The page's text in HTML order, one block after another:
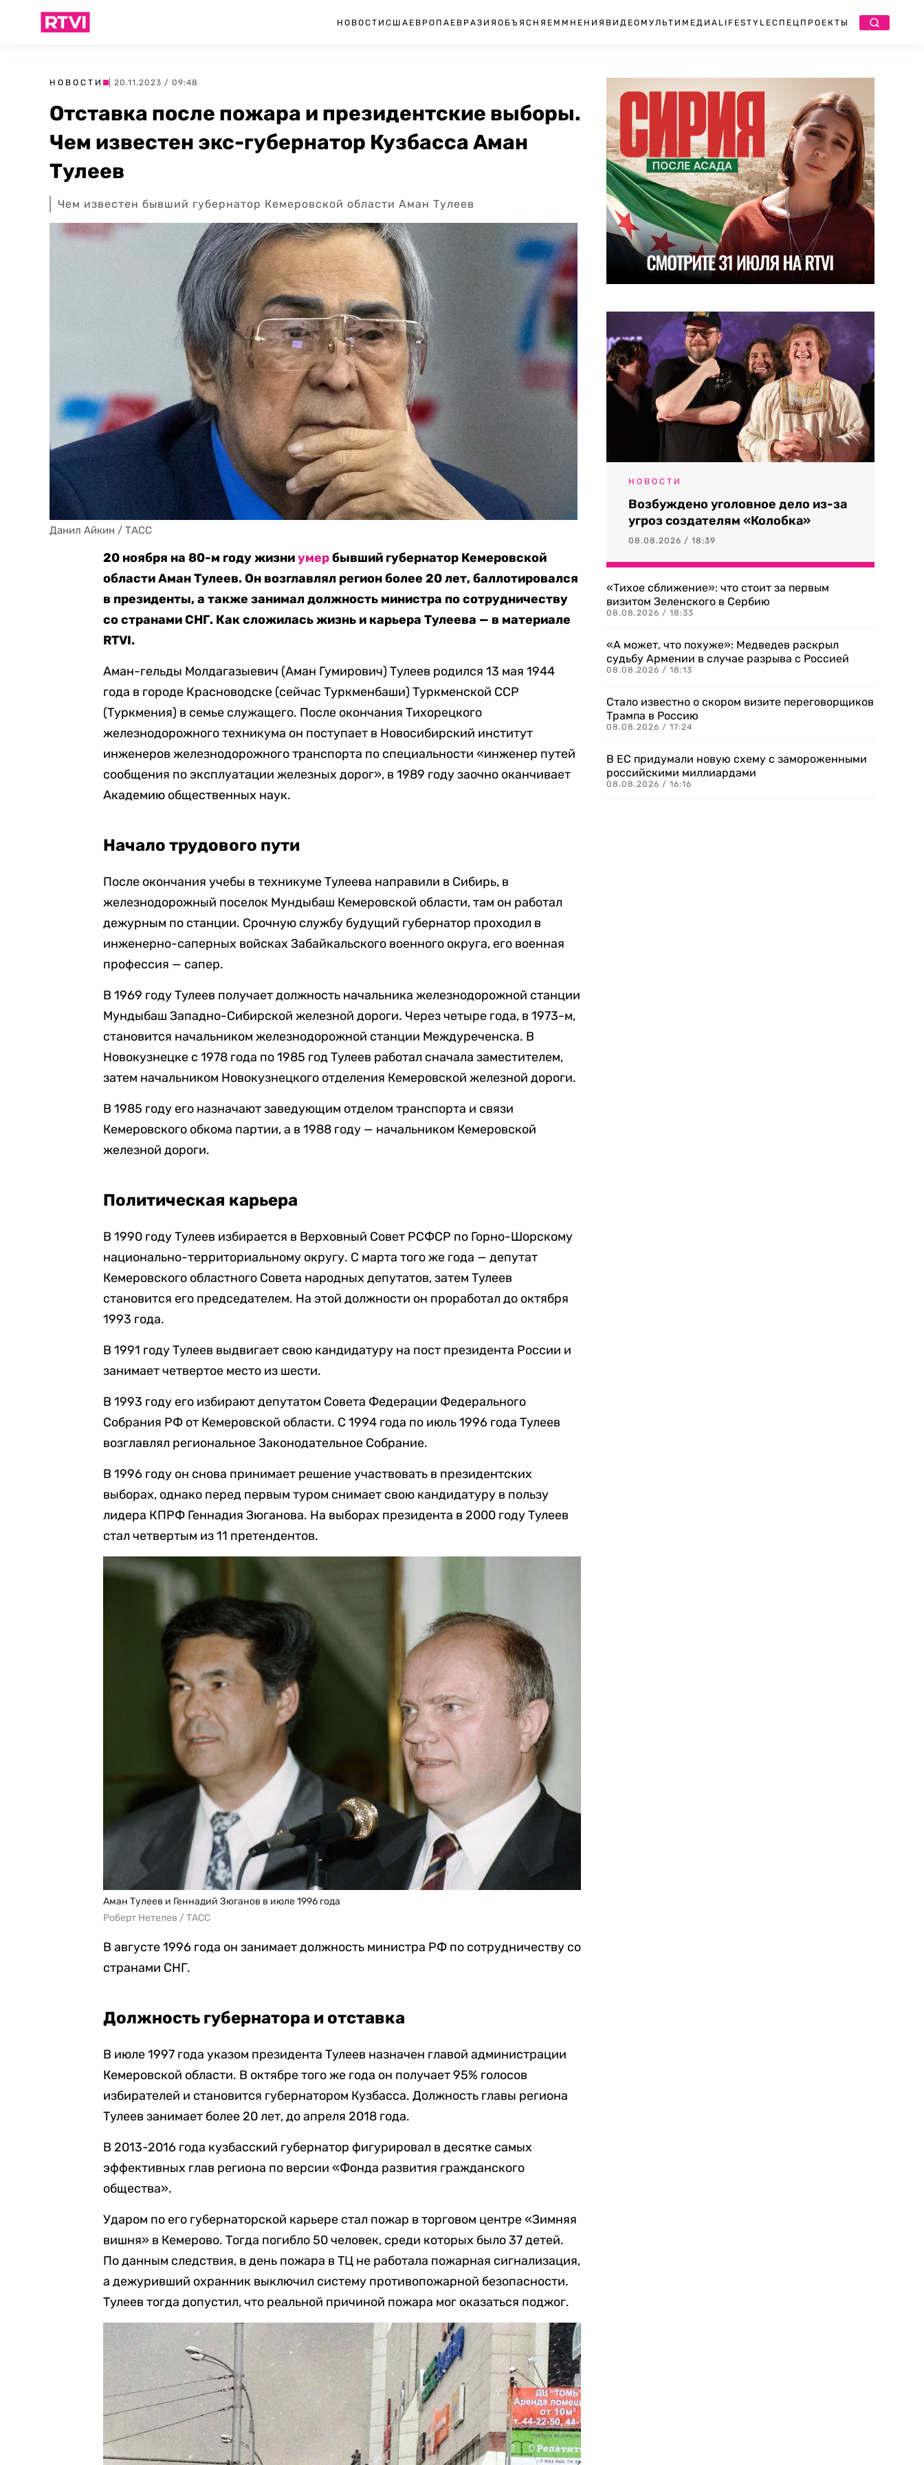
НОВОСТИ США ЕВРОПА ЕВРАЗИЯ ОБЪЯСНЯЕМ МНЕНИЯ ВИДЕО МУЛЬТИМЕДИА LIFESTYLEСПЕЦПРОЕКТЫ
НОВОСТИ | 20.11.2023 / 09:48
Отставка после пожара и президентские выборы.
Чем известен экс-губернатор Кузбасса Аман
Тулеев
Чем известен бывший губернатор Кемеровской области Аман Тулеев
Данил Айкин / ТАСС
20 ноября на 80-м году жизниумербывший губернатор Кемеровской
области Аман Тулеев. Он возглавлял регион более 20 лет, баллотировался
в президенты, а также занимал должность министра по сотрудничеству
со странами СНГ. Как сложилась жизнь и карьера Тулеева — в материале
RTVI.
Аман-гельды Молдагазыевич (Аман Гумирович) Тулеев родился 13 мая 1944
года в городе Красноводске (сейчас Туркменбаши) Туркменской ССР
(Туркмения) в семье служащего. После окончания Тихорецкого
железнодорожного техникума он поступает в Новосибирский институт
инженеров железнодорожного транспорта по специальности «инженер путей
сообщения по эксплуатации железных дорог», в 1989 году заочно оканчивает
Академию общественных наук.
Начало трудового пути
После окончания учебы в техникуме Тулеева направили в Сибирь, в
железнодорожный поселок Мундыбаш Кемеровской области, там он работал
дежурным по станции. Срочную службу будущий губернатор проходил в
инженерно-саперных войсках Забайкальского военного округа, его военная
профессия — сапер.
В 1969 году Тулеев получает должность начальника железнодорожной станции
Мундыбаш Западно-Сибирской железной дороги. Через четыре года, в 1973-м,
становится начальником железнодорожной станции Междуреченска. В
Новокузнецке с 1978 года по 1985 год Тулеев работал сначала заместителем,
затем начальником Новокузнецкого отделения Кемеровской железной дороги.
В 1985 году его назначают заведующим отделом транспорта и связи
Кемеровского обкома партии, а в 1988 году — начальником Кемеровской
железной дороги.
Политическая карьера
В 1990 году Тулеев избирается в Верховный Совет РСФСР по Горно-Шорскому
национально-территориальному округу. С марта того же года — депутат
Кемеровского областного Совета народных депутатов, затем Тулеев
становится его председателем. На этой должности он проработал до октября
1993 года.
В 1991 году Тулеев выдвигает свою кандидатуру на пост президента России и
занимает четвертое место из шести.
В 1993 году его избирают депутатом Совета Федерации Федерального
Собрания РФ от Кемеровской области. С 1994 года по июль 1996 года Тулеев
возглавлял региональное Законодательное Собрание.
В 1996 году он снова принимает решение участвовать в президентских
выборах, однако перед первым туром снимает свою кандидатуру в пользу
лидера КПРФ Геннадия Зюганова. На выборах президента в 2000 году Тулеев
стал четвертым из 11 претендентов.
Аман Тулеев и Геннадий Зюганов в июле 1996 года
Роберт Нетелев / ТАСС
В августе 1996 года он занимает должность министра РФ по сотрудничеству со
странами СНГ.
Должность губернатора и отставка
В июле 1997 года указом президента Тулеев назначен главой администрации
Кемеровской области. В октябре того же года он получает 95% голосов
избирателей и становится губернатором Кузбасса. Должность главы региона
Тулеев занимает более 20 лет, до апреля 2018 года.
В 2013-2016 года кузбасский губернатор фигурировал в десятке самых
эффективных глав региона по версии «Фонда развития гражданского
общества».
Ударом по его губернаторской карьере стал пожар в торговом центре «Зимняя
вишня» в Кемерово. Тогда погибло 50 человек, среди которых было 37 детей.
По данным следствия, в день пожара в ТЦ не работала пожарная сигнализация,
а дежуривший охранник выключил систему противопожарной безопасности.
Тулеев тогда допустил, что реальной причиной пожара мог оказаться поджог.
НОВОСТИ
Возбуждено уголовное дело из-за
угроз создателям «Колобка»
08.08.2026 / 18:39
«Тихое сближение»: что стоит за первым
визитом Зеленского в Сербию
08.08.2026 / 18:33
«А может, что похуже»: Медведев раскрыл
судьбу Армении в случае разрыва с Россией
08.08.2026 / 18:13
Стало известно о скором визите переговорщиков
Трампа в Россию
08.08.2026 / 17:24
В ЕС придумали новую схему с замороженными
российскими миллиардами
08.08.2026 / 16:16